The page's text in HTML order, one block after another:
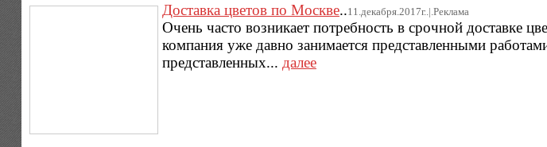
Доставка цветов по Москве..11.декабря.2017г..|.Реклама
Очень часто возникает потребность в срочной доставке
компания уже давно занимается представленными
представленных... далее